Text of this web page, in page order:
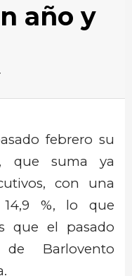
año y
febrero su
que suma ya
con una
%, lo que
que el pasado
Barlovento